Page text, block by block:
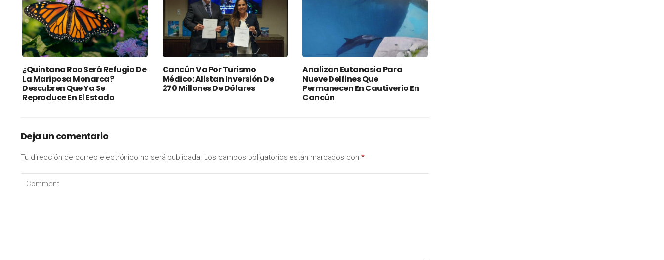
¿Quintana Roo Será Refugio De
La Mariposa Monarca?
Descubren Que Ya Se
Reproduce En El Estado
Cancún Va Por Turismo
Médico: Alistan Inversión De
270 Millones De Dólares
Analizan Eutanasia Para
Nueve Delfines Que
Permanecen En Cautiverio En
Cancún
Deja un comentario
Tu dirección de correo electrónico no será publicada. Los campos obligatorios están marcados con *